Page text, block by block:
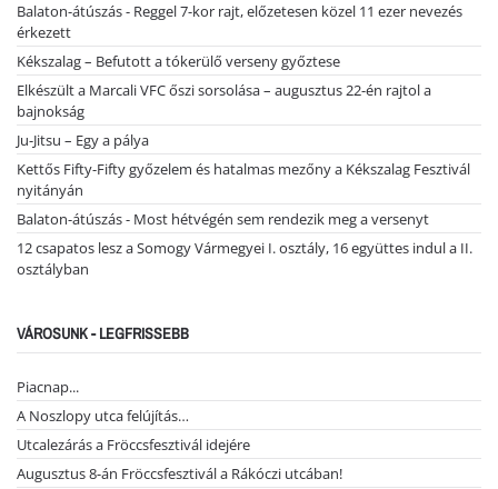
Balaton-átúszás - Reggel 7-kor rajt, előzetesen közel 11 ezer nevezés
érkezett
Kékszalag – Befutott a tókerülő verseny győztese
Elkészült a Marcali VFC őszi sorsolása – augusztus 22-én rajtol a
bajnokság
Ju-Jitsu – Egy a pálya
Kettős Fifty-Fifty győzelem és hatalmas mezőny a Kékszalag Fesztivál
nyitányán
Balaton-átúszás - Most hétvégén sem rendezik meg a versenyt
12 csapatos lesz a Somogy Vármegyei I. osztály, 16 együttes indul a II.
osztályban
VÁROSUNK - LEGFRISSEBB
Piacnap...
A Noszlopy utca felújítás…
Utcalezárás a Fröccsfesztivál idejére
Augusztus 8-án Fröccsfesztivál a Rákóczi utcában!